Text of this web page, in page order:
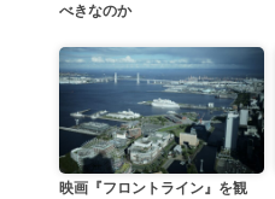
べきなのか
映画『フロントライン』を観